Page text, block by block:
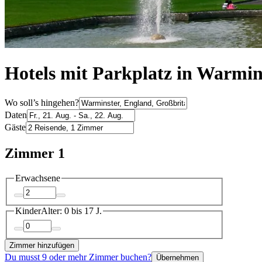
Hotels mit Parkplatz in
Wo soll’s hingehen?
Daten
Gäste
Zimmer 1
Erwachsene
KinderAlter: 0 bis 17 J.
Zimmer hinzufügen
Du musst 9 oder mehr Zimmer buchen? Übernehmen